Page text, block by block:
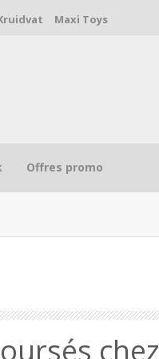
Maxi Toys
Offres promo
chez